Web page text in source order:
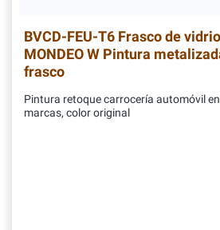
BVCD-FEU-T6 Frasco de vidrio
MONDEO W Pintura
frasco
Pintura retoque carrocería automóvil
marcas, color original